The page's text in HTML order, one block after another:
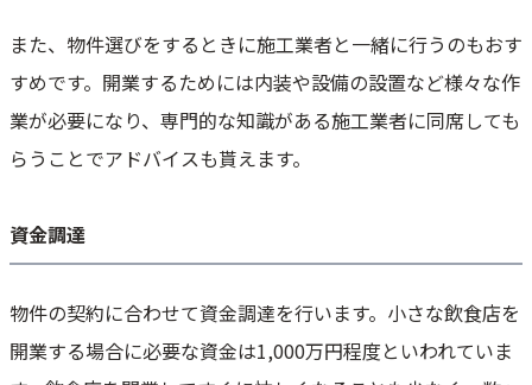
また、物件選びをするときに施工業者と一緒に行うのもおす
すめです。開業するためには内装や設備の設置など様々な作
業が必要になり、専門的な知識がある施工業者に同席しても
らうことでアドバイスも貰えます。
資金調達
物件の契約に合わせて資金調達を行います。小さな飲食店を
開業する場合に必要な資金は1,000万円程度といわれていま